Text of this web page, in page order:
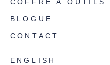
BLOGUE
CONTACT
ENGLISH